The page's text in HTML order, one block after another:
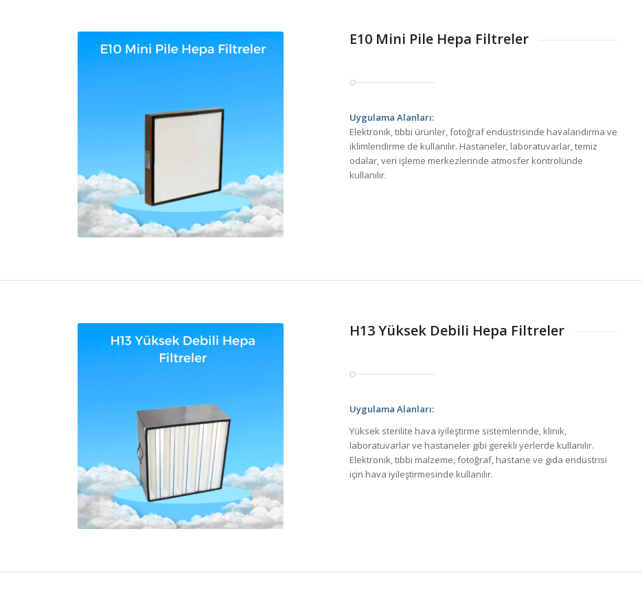
E10 Mini Pile Hepa Filtreler
Uygulama Alanları:
Elektronik, tıbbi ürünler, fotoğraf endüstrisinde havalandırma ve
iklimlendirme de kullanılır. Hastaneler, laboratuvarlar, temiz
odalar, veri işleme merkezlerinde atmosfer kontrolünde
kullanılır.
H13 Yüksek Debili Hepa Filtreler
Uygulama Alanları:
Yüksek sterilite hava iyileştirme sistemlerinde, klinik,
laboratuvarlar ve hastaneler gibi gerekli yerlerde kullanılır.
Elektronik, tıbbi malzeme, fotoğraf, hastane ve gıda endüstrisi
için hava iyileştirmesinde kullanılır.